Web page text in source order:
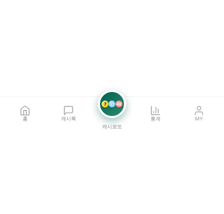
홈 캐시톡
7 21 42
캐시로또
통계 MY